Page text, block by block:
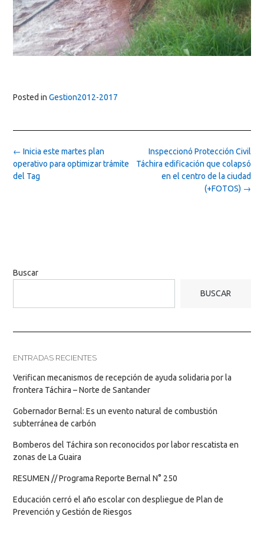
Posted in Gestion2012-2017
Post
navigation
Inspeccionó Protección Civil
Táchira edificación que colapsó
en el centro de la ciudad
(+FOTOS) →
← Inicia este martes plan
operativo para optimizar trámite
del Tag
Buscar
BUSCAR
ENTRADAS RECIENTES
Verifican mecanismos de recepción de ayuda solidaria por la
frontera Táchira – Norte de Santander
Gobernador Bernal: Es un evento natural de combustión
subterránea de carbón
Bomberos del Táchira son reconocidos por labor rescatista en
zonas de La Guaira
RESUMEN // Programa Reporte Bernal N° 250
Educación cerró el año escolar con despliegue de Plan de
Prevención y Gestión de Riesgos